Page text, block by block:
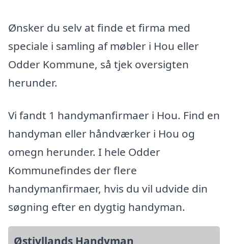
Ønsker du selv at finde et firma med
speciale i samling af møbler i Hou eller
Odder Kommune, så tjek oversigten
herunder.
Vi fandt 1 handymanfirmaer i Hou. Find en
handyman eller håndværker i Hou og
omegn herunder. I hele Odder
Kommunefindes der flere
handymanfirmaer, hvis du vil udvide din
søgning efter en dygtig handyman.
Østjyllands Handyman